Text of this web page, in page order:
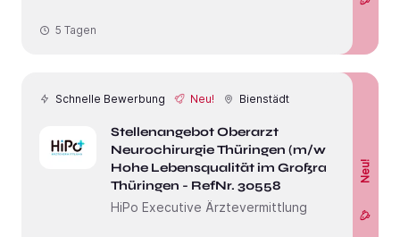
5 Tagen
Schnelle Bewerbung Neu! Bienstädt
Stellenangebot Oberarzt
Neurochirurgie Thüringen (m/w/d) |
Hohe Lebensqualität im Großraum
Thüringen - RefNr. 30558
HiPo Executive Ärztevermittlung
Neu!